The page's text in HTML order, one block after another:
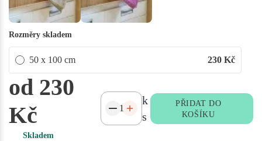
Rozměry skladem
50 x 100 cm 230 Kč
od 230
Kč
Skladem
k
s
PŘIDAT DO
KOŠÍKU